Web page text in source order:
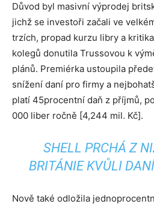
Důvod byl masivní výprodej
jichž se investoři začali ve
trzích, propad kurzu libry a
kolegů donutila Trussovou k
plánů. Premiérka ustoupila
snížení daní pro firmy a
platí 45procentní daň z příjmů,
000 liber ročně [4,244 mil. Kč].
SHELL PRCHÁ Z
BRITÁNIE KVŮLI
Nově také odložila